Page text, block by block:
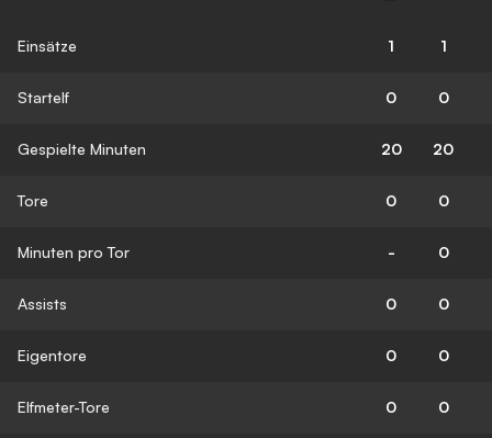
Einsätze 1 1
Startelf 0 0
Gespielte Minuten 20 20
Tore 0 0
Minuten pro Tor - 0
Assists 0 0
Eigentore 0 0
Elfmeter-Tore 0 0